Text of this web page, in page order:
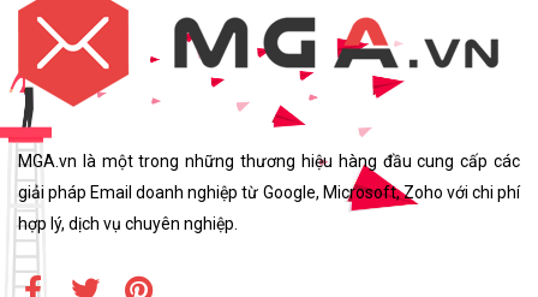
MGA.vn là một trong những thương hiệu hàng đầu cung cấp các
giải pháp Email doanh nghiệp từ Google, Microsoft, Zoho với chi phí
hợp lý, dịch vụ chuyên nghiệp.